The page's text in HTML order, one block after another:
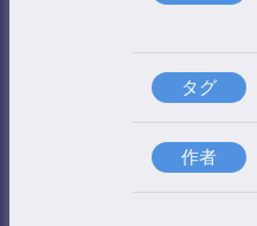
タグ
作者